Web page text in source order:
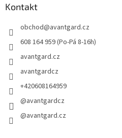
Kontakt
obchod@avantgard.cz
608 164 959 (Po-Pá 8-16h)
avantgard.cz
avantgardcz
+420608164959
@avantgardcz
@avantgard.cz